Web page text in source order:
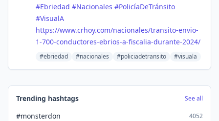
#Ebriedad #Nacionales #PolicíaDeTránsito
#VisualA
https://www.crhoy.com/nacionales/transito-envio-
1-700-conductores-ebrios-a-fiscalia-durante-2024/
#ebriedad #nacionales #policiadetransito #visuala
Trending hashtags See all
#monsterdon 4052